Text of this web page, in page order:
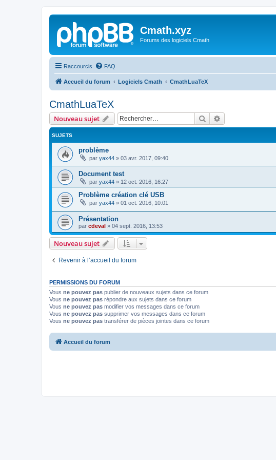
Cmath.xyz
Forums des logiciels Cmath
Raccourcis FAQ
Accueil du forum Logiciels Cmath CmathLuaTeX
CmathLuaTeX
Nouveau sujet Rechercher
SUJETS
problème
par yax44 » 03 avr. 2017, 09:40
Document test
par yax44 » 12 oct. 2016, 16:27
Problème création clé USB
par yax44 » 01 oct. 2016, 10:01
Présentation
par cdeval » 04 sept. 2016, 13:53
Nouveau sujet
Revenir à l’accueil du forum
PERMISSIONS DU FORUM
Vous ne pouvez pas publier de nouveaux sujets dans ce forum
Vous ne pouvez pas répondre aux sujets dans ce forum
Vous ne pouvez pas modifier vos messages dans ce forum
Vous ne pouvez pas supprimer vos messages dans ce forum
Vous ne pouvez pas transférer de pièces jointes dans ce forum
Accueil du forum